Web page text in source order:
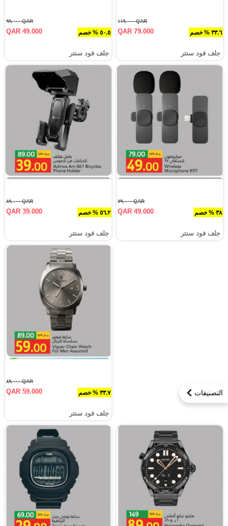
التصنيفات
٣٣.٦ % خصم
QAR ١١٩.٠٠٠
QAR 79.000
جلف فود سنتر
٥٠.٥ % خصم
QAR ٩٩.٠٠٠
QAR 49.000
جلف فود سنتر
٣٨ % خصم
QAR ٧٩.٠٠٠
QAR 49.000
جلف فود سنتر
٥٦.٢ % خصم
QAR ٨٩.٠٠٠
QAR 39.000
جلف فود سنتر
٣٣.٧ % خصم
QAR ٨٩.٠٠٠
QAR 59.000
جلف فود سنتر